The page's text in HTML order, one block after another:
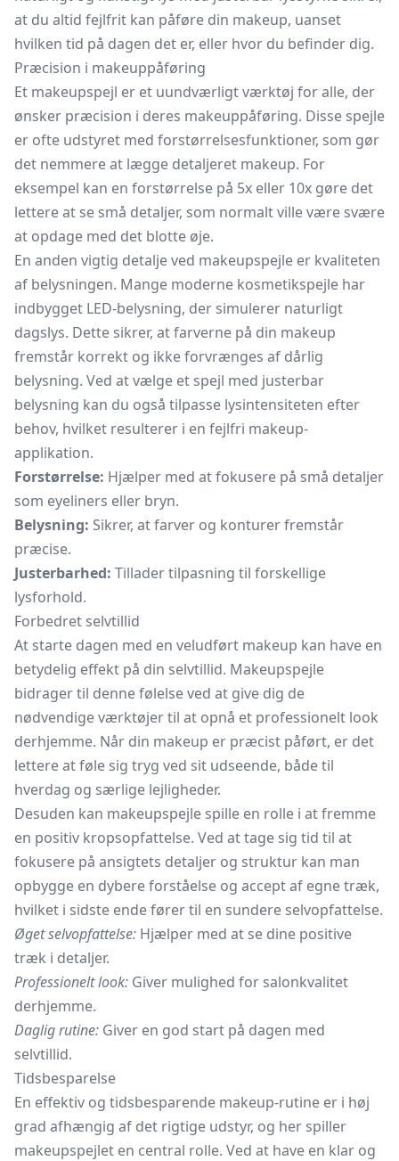
at du altid fejlfrit kan påføre din makeup, uanset
hvilken tid på dagen det er, eller hvor du befinder dig.
Præcision i makeuppåføring
Et makeupspejl er et uundværligt værktøj for alle, der
ønsker præcision i deres makeuppåføring. Disse spejle
er ofte udstyret med forstørrelsesfunktioner, som gør
det nemmere at lægge detaljeret makeup. For
eksempel kan en forstørrelse på 5x eller 10x gøre det
lettere at se små detaljer, som normalt ville være svære
at opdage med det blotte øje.
En anden vigtig detalje ved makeupspejle er kvaliteten
af belysningen. Mange moderne kosmetikspejle har
indbygget LED-belysning, der simulerer naturligt
dagslys. Dette sikrer, at farverne på din makeup
fremstår korrekt og ikke forvrænges af dårlig
belysning. Ved at vælge et spejl med justerbar
belysning kan du også tilpasse lysintensiteten efter
behov, hvilket resulterer i en fejlfri makeup-
applikation.
Forstørrelse: Hjælper med at fokusere på små detaljer
som eyeliners eller bryn.
Belysning: Sikrer, at farver og konturer fremstår
præcise.
Justerbarhed: Tillader tilpasning til forskellige
lysforhold.
Forbedret selvtillid
At starte dagen med en veludført makeup kan have en
betydelig effekt på din selvtillid. Makeupspejle
bidrager til denne følelse ved at give dig de
nødvendige værktøjer til at opnå et professionelt look
derhjemme. Når din makeup er præcist påført, er det
lettere at føle sig tryg ved sit udseende, både til
hverdag og særlige lejligheder.
Desuden kan makeupspejle spille en rolle i at fremme
en positiv kropsopfattelse. Ved at tage sig tid til at
fokusere på ansigtets detaljer og struktur kan man
opbygge en dybere forståelse og accept af egne træk,
hvilket i sidste ende fører til en sundere selvopfattelse.
Øget selvopfattelse: Hjælper med at se dine positive
træk i detaljer.
Professionelt look: Giver mulighed for salonkvalitet
derhjemme.
Daglig rutine: Giver en god start på dagen med
selvtillid.
Tidsbesparelse
En effektiv og tidsbesparende makeup-rutine er i høj
grad afhængig af det rigtige udstyr, og her spiller
makeupspejlet en central rolle. Ved at have en klar og